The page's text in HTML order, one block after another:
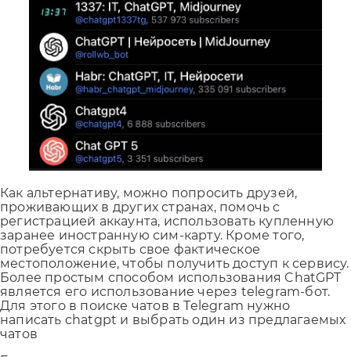
Как альтернативу, можно попросить друзей,
проживающих в других странах, помочь с
регистрацией аккаунта, использовать купленную
заранее иностранную сим-карту. Кроме того,
потребуется скрыть свое фактическое
местоположение, чтобы получить доступ к сервису.
Более простым способом использования ChatGPT
является его использование через telegram-бот.
Для этого в поиске чатов в Telegram нужно
написать chatgpt и выбрать один из предлагаемых
чатов